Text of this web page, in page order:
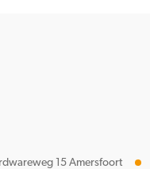
15 Amersfoort